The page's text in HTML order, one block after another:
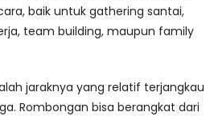
baik untuk gathering santai,
team building, maupun family
jaraknya yang relatif terjangkau
Rombongan bisa berangkat dari